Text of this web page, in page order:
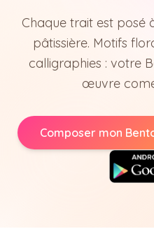
Chaque trait est
pâtissière. Motifs
calligraphies : votre
œuvre
Composer mon